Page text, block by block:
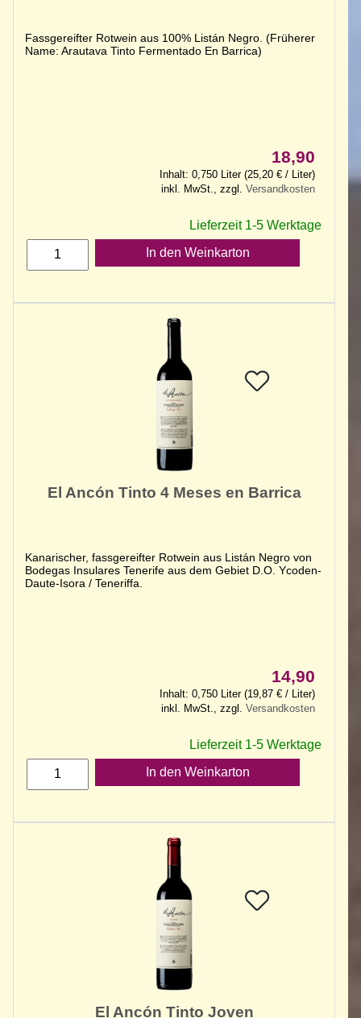
Fassgereifter Rotwein aus 100% Listán Negro. (Früherer
Name: Arautava Tinto Fermentado En Barrica)
18,90
Inhalt: 0,750 Liter (25,20 € / Liter)
inkl. MwSt., zzgl.Versandkosten
Lieferzeit 1-5 Werktage
In den Weinkarton
El Ancón Tinto 4 Meses en Barrica
Kanarischer, fassgereifter Rotwein aus Listán Negro von
Bodegas Insulares Tenerife aus dem Gebiet D.O. Ycoden-
Daute-Isora / Teneriffa.
14,90
Inhalt: 0,750 Liter (19,87 € / Liter)
inkl. MwSt., zzgl.Versandkosten
Lieferzeit 1-5 Werktage
In den Weinkarton
El Ancón Tinto Joven